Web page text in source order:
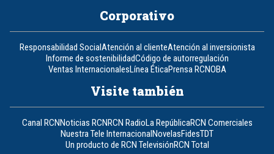
Corporativo
Responsabilidad SocialAtención al clienteAtención al inversionista
Informe de sostenibilidadCódigo de autorregulación
Ventas InternacionalesLínea ÉticaPrensa RCNOBA
Visite también
Canal RCNNoticias RCNRCN RadioLa RepúblicaRCN Comerciales
Nuestra Tele InternacionalNovelasFidesTDT
Un producto de RCN TelevisiónRCN Total